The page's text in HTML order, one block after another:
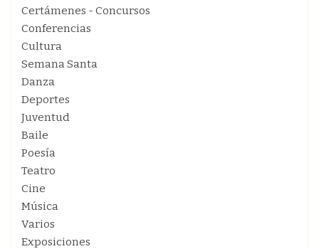
Certámenes - Concursos
Conferencias
Cultura
Semana Santa
Danza
Deportes
Juventud
Baile
Poesía
Teatro
Cine
Música
Varios
Exposiciones